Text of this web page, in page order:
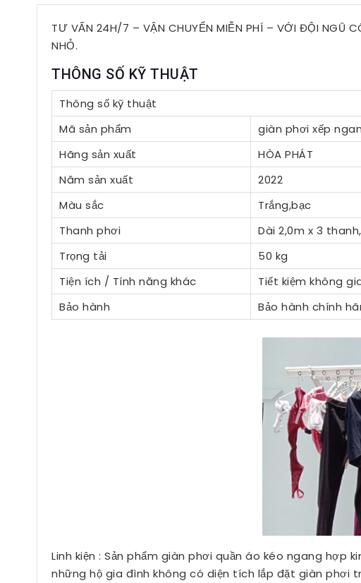
TƯ VẤN 24H/7 – VẬN CHUYỂN MIỄN PHÍ – VỚI ĐỘI NGŨ
NHỎ.
THÔNG SỐ KỸ THUẬT
Thông số kỹ thuật
Mã sản phẩm
giàn phơi xếp
Hãng sản xuất
HÒA PHÁT
Năm sản xuất
2022
Màu sắc
Trắng,bạc
Thanh phơi
Dài 2,0m x 3
Trọng tải
50 kg
Tiện ích / Tính năng khác
Tiết kiệm không
Bảo hành
Bảo hành chính
Linh kiện : Sản phẩm giàn phơi quần áo kéo ngang hợp
những hộ gia đình không có diện tích lắp đặt giàn phơi